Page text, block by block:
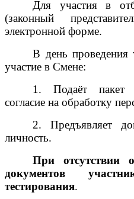
Для участия в
(законный
электронной форме.
В день проведения
участие в Смене:
1. Подаёт пакет
согласие на обработку
2. Предъявляет
личность.
При отсутствии
документов
тестирования.